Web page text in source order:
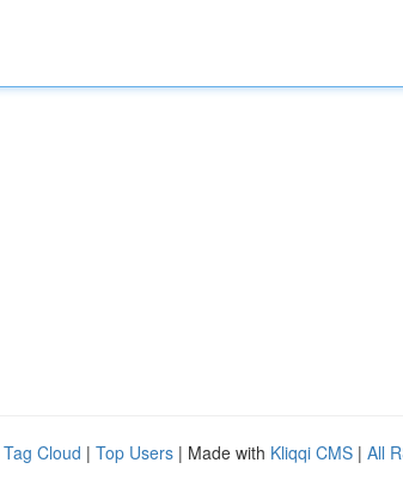
Tag Cloud | Top Users | Made with Kliqqi CMS | All